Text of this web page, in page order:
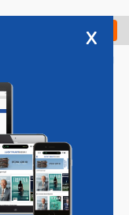
Check in
Vacatures
x